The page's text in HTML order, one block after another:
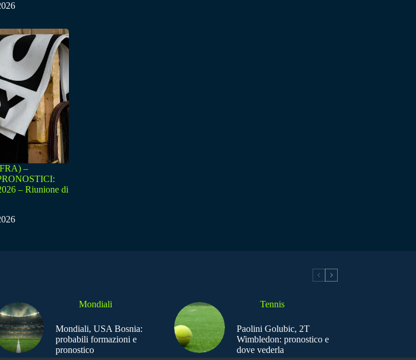
–
– Riunione di
Mondiali
Mondiali, USA Bosnia:
probabili formazioni e
pronostico
Tennis
Paolini Golubic, 2T
Wimbledon: pronostico e
dove vederla